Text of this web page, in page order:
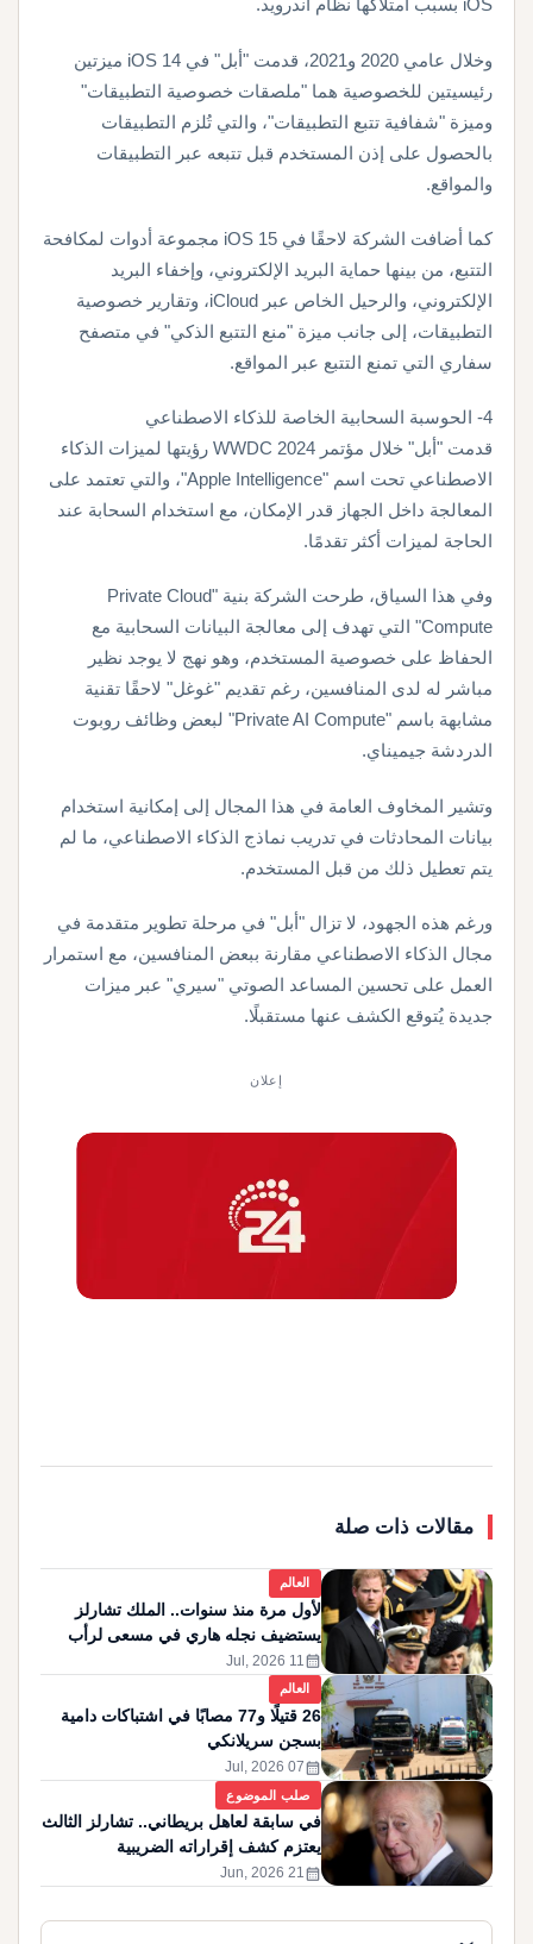
iOS بسبب امتلاكها نظام أندرويد.
وخلال عامي 2020 و2021، قدمت "أبل" في iOS 14 ميزتين
رئيسيتين للخصوصية هما "ملصقات خصوصية التطبيقات"
وميزة "شفافية تتبع التطبيقات"، والتي تُلزم التطبيقات
بالحصول على إذن المستخدم قبل تتبعه عبر التطبيقات
والمواقع.
كما أضافت الشركة لاحقًا في iOS 15 مجموعة أدوات لمكافحة
التتبع، من بينها حماية البريد الإلكتروني، وإخفاء البريد
الإلكتروني، والرحيل الخاص عبر iCloud، وتقارير خصوصية
التطبيقات، إلى جانب ميزة "منع التتبع الذكي" في متصفح
سفاري التي تمنع التتبع عبر المواقع.
4- الحوسبة السحابية الخاصة للذكاء الاصطناعي
قدمت "أبل" خلال مؤتمر WWDC 2024 رؤيتها لميزات الذكاء
الاصطناعي تحت اسم "Apple Intelligence"، والتي تعتمد على
المعالجة داخل الجهاز قدر الإمكان، مع استخدام السحابة عند
الحاجة لميزات أكثر تقدمًا.
وفي هذا السياق، طرحت الشركة بنية "Private Cloud
Compute" التي تهدف إلى معالجة البيانات السحابية مع
الحفاظ على خصوصية المستخدم، وهو نهج لا يوجد نظير
مباشر له لدى المنافسين، رغم تقديم "غوغل" لاحقًا تقنية
مشابهة باسم "Private AI Compute" لبعض وظائف روبوت
الدردشة جيميناي.
وتشير المخاوف العامة في هذا المجال إلى إمكانية استخدام
بيانات المحادثات في تدريب نماذج الذكاء الاصطناعي، ما لم
يتم تعطيل ذلك من قبل المستخدم.
ورغم هذه الجهود، لا تزال "أبل" في مرحلة تطوير متقدمة في
مجال الذكاء الاصطناعي مقارنة ببعض المنافسين، مع استمرار
العمل على تحسين المساعد الصوتي "سيري" عبر ميزات
جديدة يُتوقع الكشف عنها مستقبلًا.
إعلان
مقالات ذات صلة
العالم
لأول مرة منذ سنوات.. الملك تشارلز
يستضيف نجله هاري في مسعى لرأب
الصدع
calendar_month
11 Jul, 2026
العالم
26 قتيلًا و77 مصابًا في اشتباكات دامية
بسجن سريلانكي
calendar_month
07 Jul, 2026
صلب الموضوع
في سابقة لعاهل بريطاني.. تشارلز الثالث
يعتزم كشف إقراراته الضريبية
calendar_month
21 Jun, 2026